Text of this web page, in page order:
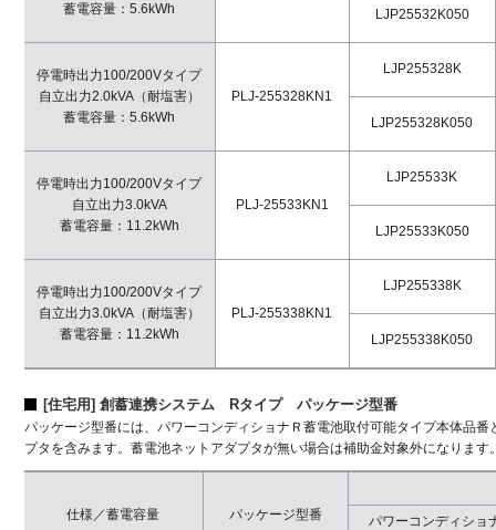
蓄電容量：5.6kWh
LJP25532K050
停電時出力100/200Vタイプ
自立出力2.0kVA（耐塩害）
蓄電容量：5.6kWh
PLJ-255328KN1
LJP255328K
LJP255328K050
停電時出力100/200Vタイプ
自立出力3.0kVA
蓄電容量：11.2kWh
PLJ-25533KN1
LJP25533K
LJP25533K050
停電時出力100/200Vタイプ
自立出力3.0kVA（耐塩害）
蓄電容量：11.2kWh
PLJ-255338KN1
LJP255338K
LJP255338K050
[住宅用] 創蓄連携システム Rタイプ パッケージ型番
パッケージ型番には、パワーコンディショナＲ蓄電池取付可能タイプ本体品
プタを含みます。蓄電池ネットアダプタが無い場合は補助金対象外になります
仕様／蓄電容量 パッケージ型番
パワーコンディショ